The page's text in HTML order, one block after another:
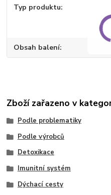
Typ produktu
Obsah balení
Zboží zařazeno v
Podle problematiky
Podle výrobců
Detoxikace
Imunitní systém
Dýchací cesty